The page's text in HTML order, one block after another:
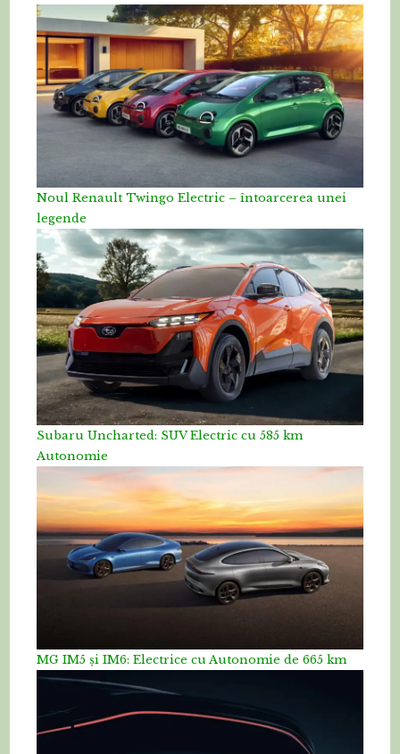
Noul Renault Twingo Electric – întoarcerea unei
legende
Subaru Uncharted: SUV Electric cu 585 km
Autonomie
MG IM5 și IM6: Electrice cu Autonomie de 665 km